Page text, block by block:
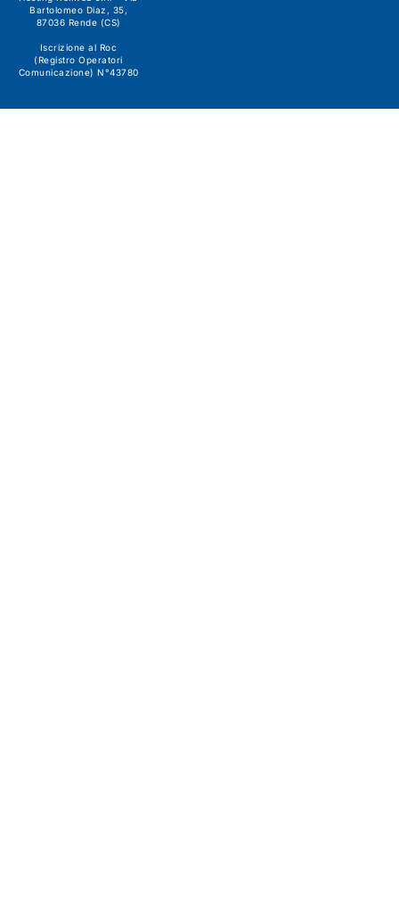
Bartolomeo Diaz, 35,
87036 Rende (CS)
Iscrizione al Roc
(Registro Operatori
Comunicazione) N°43780